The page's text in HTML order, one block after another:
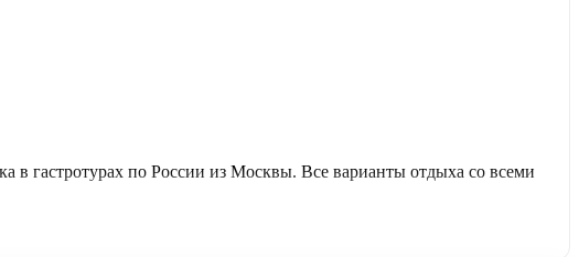
гастротурах по России из Москвы. Все варианты отдыха со всеми